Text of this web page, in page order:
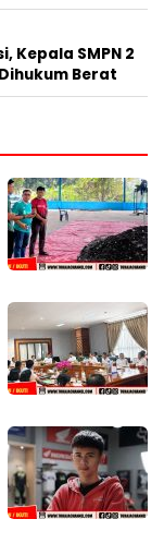
Kepala SMPN 2
Berat